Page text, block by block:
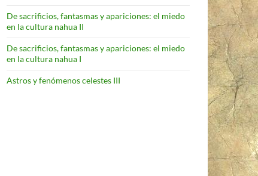
De sacrificios, fantasmas y apariciones: el miedo
en la cultura nahua II
De sacrificios, fantasmas y apariciones: el miedo
en la cultura nahua I
Astros y fenómenos celestes III